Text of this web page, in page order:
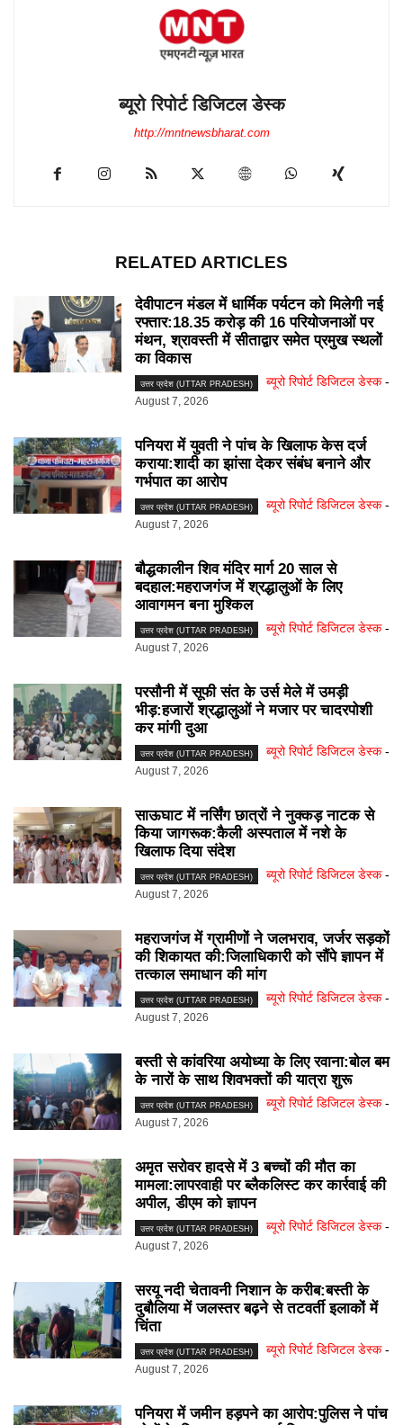
ब्यूरो रिपोर्ट डिजिटल डेस्क
http://mntnewsbharat.com
RELATED ARTICLES
देवीपाटन मंडल में धार्मिक पर्यटन को मिलेगी नई
रफ्तार:18.35 करोड़ की 16 परियोजनाओं पर
मंथन, श्रावस्ती में सीताद्वार समेत प्रमुख स्थलों
का विकास
उत्तर प्रदेश (UTTAR PRADESH) ब्यूरो रिपोर्ट डिजिटल डेस्क -
August 7, 2026
पनियरा में युवती ने पांच के खिलाफ केस दर्ज
कराया:शादी का झांसा देकर संबंध बनाने और
गर्भपात का आरोप
उत्तर प्रदेश (UTTAR PRADESH) ब्यूरो रिपोर्ट डिजिटल डेस्क -
August 7, 2026
बौद्धकालीन शिव मंदिर मार्ग 20 साल से
बदहाल:महराजगंज में श्रद्धालुओं के लिए
आवागमन बना मुश्किल
उत्तर प्रदेश (UTTAR PRADESH) ब्यूरो रिपोर्ट डिजिटल डेस्क -
August 7, 2026
परसौनी में सूफी संत के उर्स मेले में उमड़ी
भीड़:हजारों श्रद्धालुओं ने मजार पर चादरपोशी
कर मांगी दुआ
उत्तर प्रदेश (UTTAR PRADESH) ब्यूरो रिपोर्ट डिजिटल डेस्क -
August 7, 2026
साऊघाट में नर्सिंग छात्रों ने नुक्कड़ नाटक से
किया जागरूक:कैली अस्पताल में नशे के
खिलाफ दिया संदेश
उत्तर प्रदेश (UTTAR PRADESH) ब्यूरो रिपोर्ट डिजिटल डेस्क -
August 7, 2026
महराजगंज में ग्रामीणों ने जलभराव, जर्जर सड़कों
की शिकायत की:जिलाधिकारी को सौंपे ज्ञापन में
तत्काल समाधान की मांग
उत्तर प्रदेश (UTTAR PRADESH) ब्यूरो रिपोर्ट डिजिटल डेस्क -
August 7, 2026
बस्ती से कांवरिया अयोध्या के लिए रवाना:बोल बम
के नारों के साथ शिवभक्तों की यात्रा शुरू
उत्तर प्रदेश (UTTAR PRADESH) ब्यूरो रिपोर्ट डिजिटल डेस्क -
August 7, 2026
अमृत सरोवर हादसे में 3 बच्चों की मौत का
मामला:लापरवाही पर ब्लैकलिस्ट कर कार्रवाई की
अपील, डीएम को ज्ञापन
उत्तर प्रदेश (UTTAR PRADESH) ब्यूरो रिपोर्ट डिजिटल डेस्क -
August 7, 2026
सरयू नदी चेतावनी निशान के करीब:बस्ती के
दुबौलिया में जलस्तर बढ़ने से तटवर्ती इलाकों में
चिंता
उत्तर प्रदेश (UTTAR PRADESH) ब्यूरो रिपोर्ट डिजिटल डेस्क -
August 7, 2026
पनियरा में जमीन हड़पने का आरोप:पुलिस ने पांच